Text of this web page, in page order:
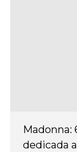
Madonna:
dedicada